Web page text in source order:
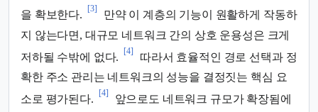
을 확보한다.
[3]
만약 이 계층의 기능이 원활하게 작동하
지 않는다면, 대규모 네트워크 간의 상호 운용성은 크게
저하될 수밖에 없다.
[4]
따라서 효율적인 경로 선택과 정
확한 주소 관리는 네트워크의 성능을 결정짓는 핵심 요
소로 평가된다.
[4]
앞으로도 네트워크 규모가 확장됨에